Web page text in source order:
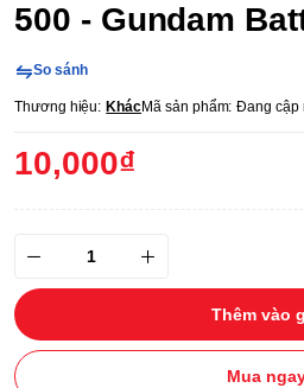
500 - Gundam
So sánh
Thương hiệu: KhácMã sản phẩm: Đang cập
10,000₫
Thêm vào
Mua